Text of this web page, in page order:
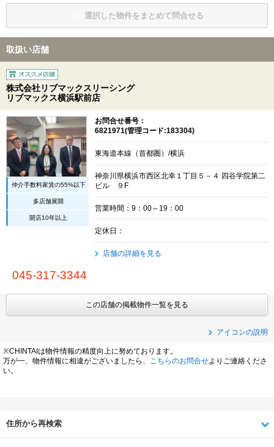
選択した物件をまとめて問合せる
取扱い店舗
株式会社リブマックスリーシング
リブマックス横浜駅前店
仲介手数料家賃の55%以下
多店舗展開
開店10年以上
お問合せ番号：
6821971(管理コード:183304)
東海道本線（首都圏）/横浜
神奈川県横浜市西区北幸１丁目５－４ 四谷学院第二
ビル ９F
営業時間：9：00～19：00
定休日：
店舗の詳細を見る
045-317-3344
この店舗の掲載物件一覧を見る
アイコンの説明
※CHINTAIは物件情報の精度向上に努めております。
万が一、物件情報に相違がございましたら、
こちらのお問合せよりご連絡くださ
い。
住所から再検索